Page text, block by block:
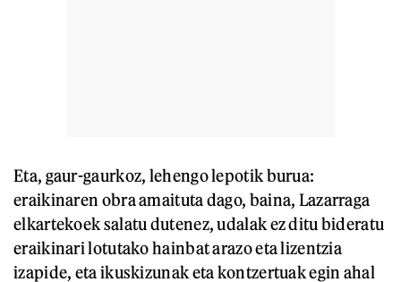
Eta, gaur-gaurkoz, lehengo lepotik burua:
eraikinaren obra amaituta dago, baina, Lazarraga
elkartekoek salatu dutenez, udalak ez ditu bideratu
eraikinari lotutako hainbat arazo eta lizentzia
izapide, eta ikuskizunak eta kontzertuak egin ahal